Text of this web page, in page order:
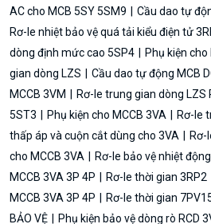
AC cho MCB 5SY 5SM9
Cầu dao tự
Rơ-le nhiệt bảo vệ quá tải kiểu điện tử
dòng định mức cao 5SP4
Phụ kiện cho
gian dòng LZS
Cầu dao tự động MCB
MCCB 3VM
Rơ-le trung gian dòng LZS
5ST3
Phụ kiện cho MCCB 3VA Rơ-le
thấp áp và cuộn cắt dùng cho 3VA
Rơ-
cho MCCB 3VA
Rơ-le bảo vệ nhiệt
MCCB 3VA 3P 4P
Rơ-le thời gian 3RP2
MCCB 3VA 3P 4P
Rơ-le thời gian
BẢO VỆ
Phụ kiện bảo vệ dòng rò RCD